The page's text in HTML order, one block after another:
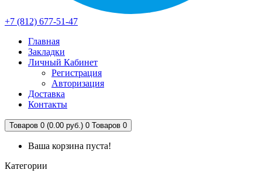
+7 (812) 677-51-47
Главная
Закладки
Личный Кабинет
Регистрация
Авторизация
Доставка
Контакты
Товаров 0 (0.00 руб.) 0 Товаров 0
Ваша корзина пуста!
Категории